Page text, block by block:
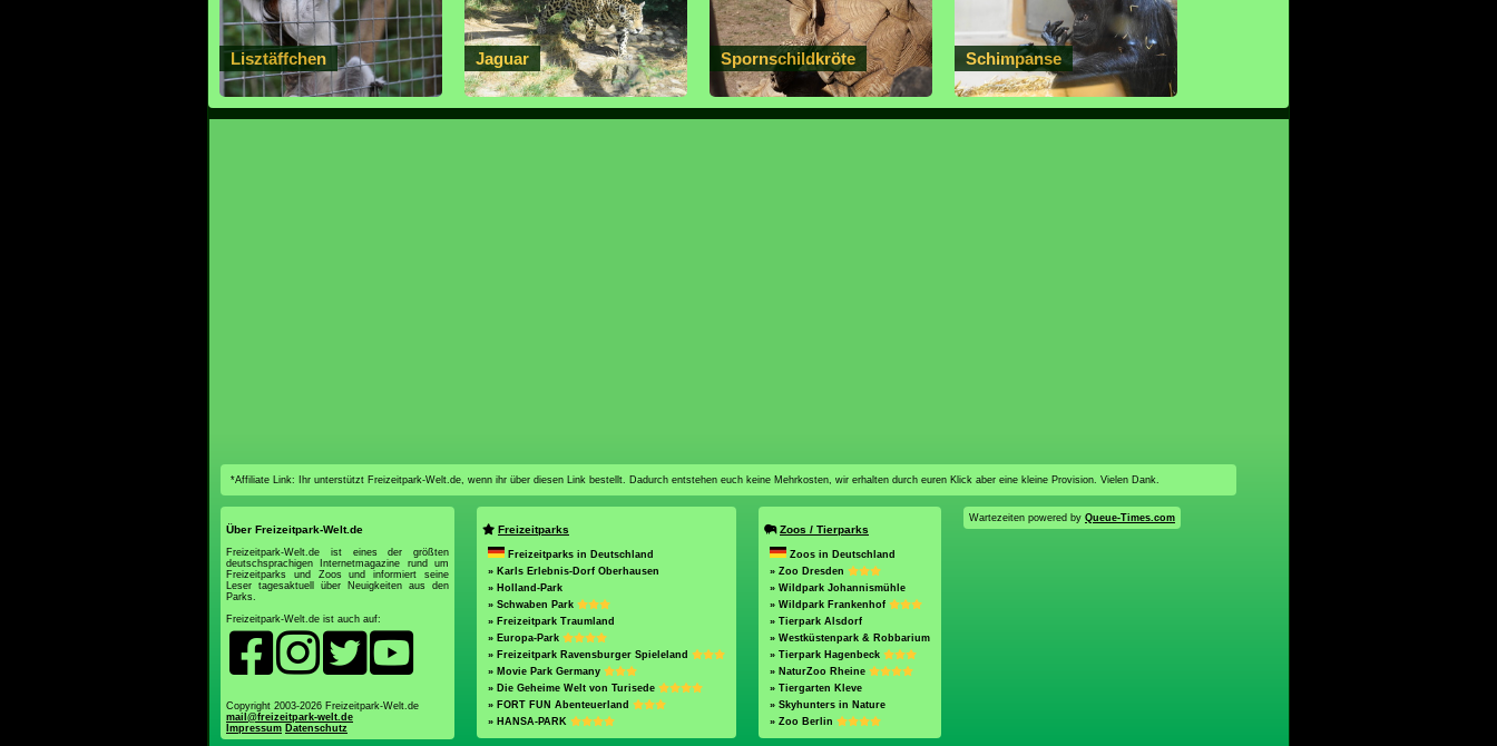
Lisztäffchen Jaguar Spornschildkröte Schimpanse
*Affiliate Link: Ihr unterstützt Freizeitpark-Welt.de, wenn ihr über diesen Link bestellt. Dadurch entstehen euch keine Mehrkosten, wir erhalten durch euren Klick aber eine kleine Provision. Vielen Dank.
Über Freizeitpark-Welt.de
Freizeitpark-Welt.de ist eines der größten
deutschsprachigen Internetmagazine rund um
Freizeitparks und Zoos und informiert seine
Leser tagesaktuell über Neuigkeiten aus den
Parks.
Freizeitpark-Welt.de ist auch auf:
Copyright 2003-2026 Freizeitpark-Welt.de
mail@freizeitpark-welt.de
Impressum Datenschutz
Freizeitparks
Freizeitparks in Deutschland
» Karls Erlebnis-Dorf Oberhausen
» Holland-Park
» Schwaben Park
» Freizeitpark Traumland
» Europa-Park
» Freizeitpark Ravensburger Spieleland
» Movie Park Germany
» Die Geheime Welt von Turisede
» FORT FUN Abenteuerland
» HANSA-PARK
Zoos / Tierparks
Zoos in Deutschland
» Zoo Dresden
» Wildpark Johannismühle
» Wildpark Frankenhof
» Tierpark Alsdorf
» Westküstenpark & Robbarium
» Tierpark Hagenbeck
» NaturZoo Rheine
» Tiergarten Kleve
» Skyhunters in Nature
» Zoo Berlin
Wartezeiten powered by Queue-Times.com